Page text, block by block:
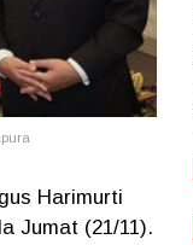
Harimurti
Jumat (21/11).